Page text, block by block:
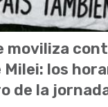
moviliza
los
de la